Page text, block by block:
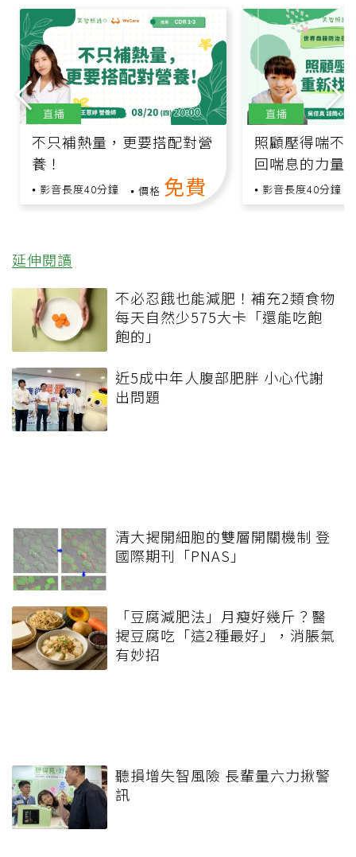
不只補熱量，更要搭配對營
養！
影音長度40分鐘 價格 免費
直播
照顧壓得喘不
回喘息的力量
影音長度40分鐘
直播
延伸閱讀
不必忍餓也能減肥！補充2類食物
每天自然少575大卡「還能吃飽
飽的」
近5成中年人腹部肥胖 小心代謝
出問題
清大揭開細胞的雙層開關機制 登
國際期刊「PNAS」
「豆腐減肥法」月瘦好幾斤？醫
揭豆腐吃「這2種最好」，消脹氣
有妙招
聽損增失智風險 長輩量六力揪警
訊